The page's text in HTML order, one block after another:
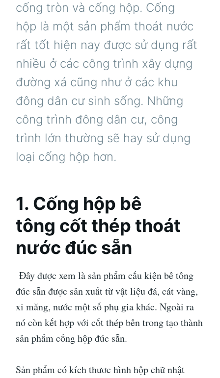
cống tròn và cống hộp. Cống
hộp là một sản phẩm thoát nước
rất tốt hiện nay được sử dụng rất
nhiều ở các công trình xây dựng
đường xá cũng như ở các khu
đông dân cư sinh sống. Những
công trình đông dân cư, công
trình lớn thường sẽ hay sử dụng
loại cống hộp hơn.
1. Cống hộp bê
tông cốt thép thoát
nước đúc sẵn
Đây được xem là sản phẩm cấu kiện bê tông
đúc sẵn được sản xuất từ vật liệu đá, cát vàng,
xi măng, nước một số phụ gia khác. Ngoài ra
nó còn kết hợp với cốt thép bên trong tạo thành
sản phẩm cống hộp đúc sẵn.
Sản phẩm có kích thươc hình hộp chữ nhật